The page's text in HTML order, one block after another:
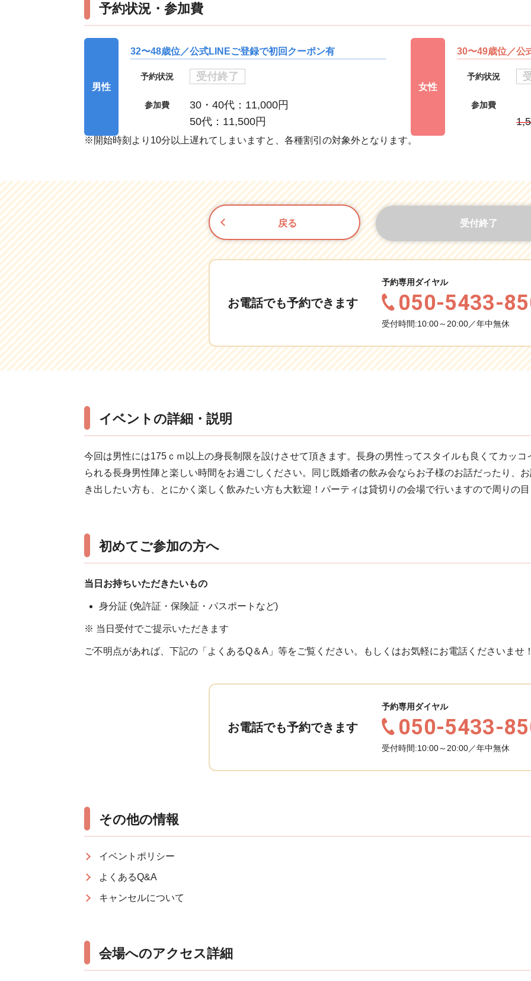
予約状況・参加費
男性
32〜48歳位／公式LINEご登録で初回クーポン有
予約状況 受付終了
参加費
30・40代：11,000円
50代：11,500円
女性
30〜49歳位／公
予約状況
参加費
※開始時刻より10分以上遅れてしまいますと、各種割引の対象外となります。
戻る 受付終了
お電話でも予約できます
予約専用ダイヤル
050-5433-
受付時間:10:00～20:00／年中無休
イベントの詳細・説明
今回は男性には175ｃｍ以上の身長制限を設けさせて頂きます。長身の男性ってスタイルも良くてカッ
られる長身男性陣と楽しい時間をお過ごしください。同じ既婚者の飲み会ならお子様のお話だったり、
き出したい方も、とにかく楽しく飲みたい方も大歓迎！パーティは貸切りの会場で行いますので周りの
初めてご参加の方へ
当日お持ちいただきたいもの
身分証 (免許証・保険証・パスポートなど)
※ 当日受付でご提示いただきます
ご不明点があれば、下記の「よくあるQ＆A」等をご覧ください。もしくはお気軽にお電話くださいませ
お電話でも予約できます
予約専用ダイヤル
050-5433-
受付時間:10:00～20:00／年中無休
その他の情報
イベントポリシー
よくあるQ&A
キャンセルについて
会場へのアクセス詳細